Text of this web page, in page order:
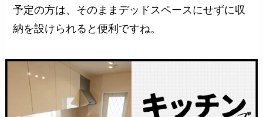
予定の方は、そのままデッドスペースにせずに収
納を設けられると便利ですね。